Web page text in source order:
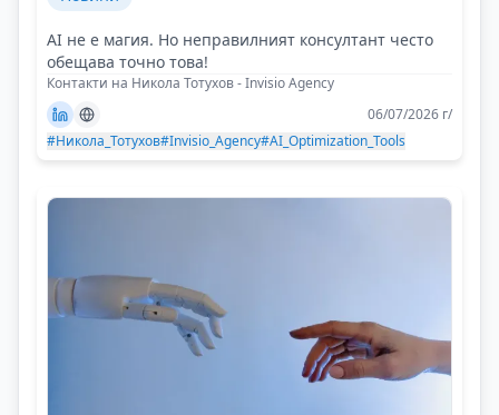
AI не е магия. Но неправилният консултант често
обещава точно това!
Контакти на Никола Тотухов - Invisio Agency
06/07/2026 г/
#Никола_Тотухов#Invisio_Agency#AI_Optimization_Tools